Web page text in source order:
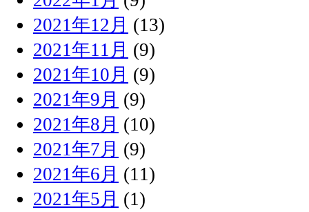
2021年12月 (13)
2021年11月 (9)
2021年10月 (9)
2021年9月 (9)
2021年8月 (10)
2021年7月 (9)
2021年6月 (11)
2021年5月 (1)